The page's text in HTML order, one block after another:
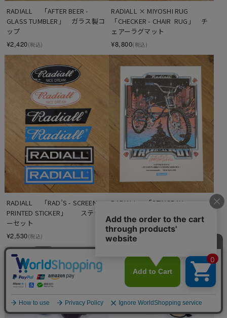
RADIALL 　「AFTER BEER -
GLASS TUMBLER」　ガラス製コ
ップ
¥2,420(税込)
RADIALL × MIYOSHI RUG
「CHECKER - CHAIR  RUG」　チ
ェアーラグマット
¥8,800(税込)
RADIALL 　「RAD’S - SCREEN
PRINTED STICKER」　　ステッカ
ーセット
¥2,530(税込)
RADIALL 　「STINGRAY -
スター
¥3,300(税込)